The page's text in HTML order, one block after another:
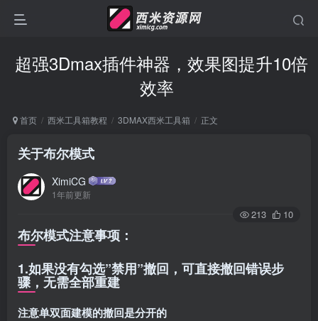
超强3Dmax插件神器，效果图提升10倍
效率
首页 西米工具箱教程 3DMAX西米工具箱 正文
关于布尔模式
XimiCG
1年前更新
213 10
布尔模式注意事项：
1.如果没有勾选”禁用”撤回，可直接撤回错误步
骤，无需全部重建
注意单双面建模的撤回是分开的